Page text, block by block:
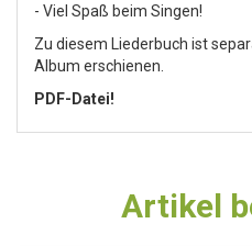
- Viel Spaß beim Singen!
Zu diesem Liederbuch ist
Album erschienen.
PDF-Datei!
Artikel